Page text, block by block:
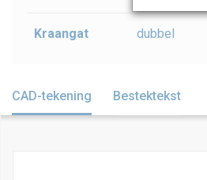
Kraangat dubbel
CAD-tekening Bestektekst